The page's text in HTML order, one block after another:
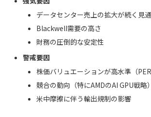
データセンター売上の拡大が続く見
Blackwell需要の高さ
財務の圧倒的な安定性
警戒要因
株価バリュエーションが高水準（PER
競合の動向（特にAMDのAI GPU戦略）
米中摩擦に伴う輸出規制の影響